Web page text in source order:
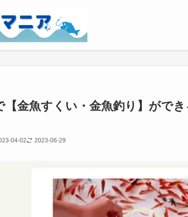
【金魚すくい・金魚釣り】がで
04-02 2023-06-29